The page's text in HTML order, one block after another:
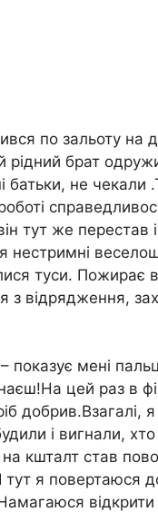
по зальоту на
брат
батьки, не
тут же перестав
нестримні
туси.
з відрядження,
показує мені
цей раз в
добрив.Взагалі,
і вигнали,
кшталт став
тут я повертаюся